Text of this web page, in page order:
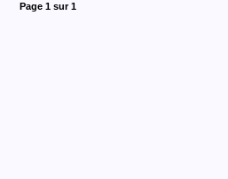
Page 1 sur1